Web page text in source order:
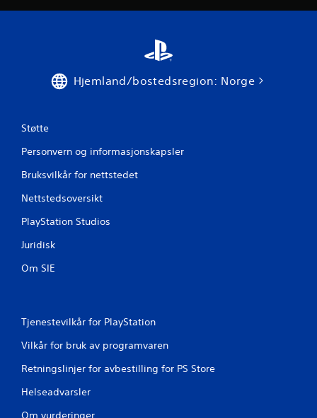
Hjemland/bostedsregion: Norge
Støtte
Personvern og informasjonskapsler
Bruksvilkår for nettstedet
Nettstedsoversikt
PlayStation Studios
Juridisk
Om SIE
Tjenestevilkår for PlayStation
Vilkår for bruk av programvaren
Retningslinjer for avbestilling for PS Store
Helseadvarsler
Om vurderinger